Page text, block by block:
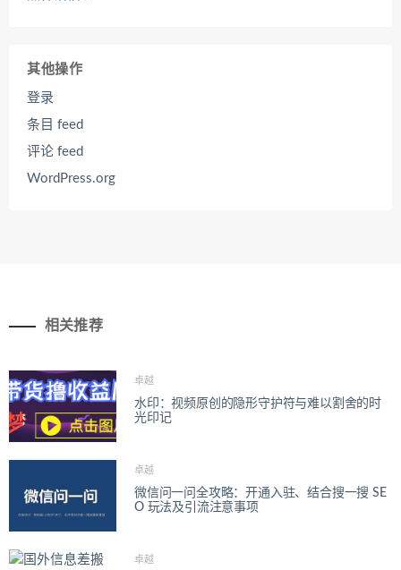
其他操作
登录
条目 feed
评论 feed
WordPress.org
相关推荐
卓越
水印：视频原创的隐形守护符与难以割舍的时
光印记
卓越
微信问一问全攻略：开通入驻、结合搜一搜 SE
O 玩法及引流注意事项
卓越